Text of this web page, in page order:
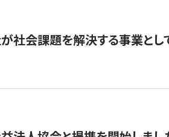
社会課題を解決する事業と